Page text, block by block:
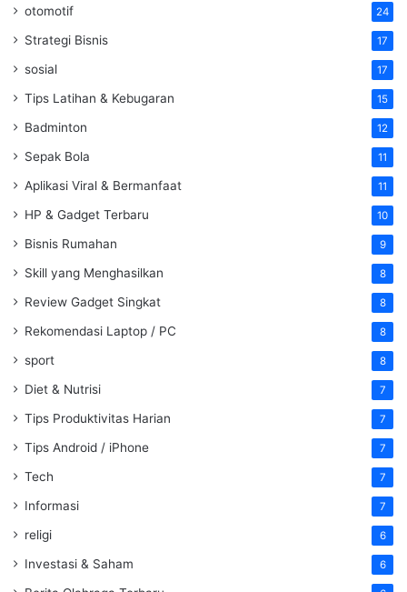
otomotif 24
Strategi Bisnis 17
sosial 17
Tips Latihan & Kebugaran 15
Badminton 12
Sepak Bola 11
Aplikasi Viral & Bermanfaat 11
HP & Gadget Terbaru 10
Bisnis Rumahan 9
Skill yang Menghasilkan 8
Review Gadget Singkat 8
Rekomendasi Laptop / PC 8
sport 8
Diet & Nutrisi 7
Tips Produktivitas Harian 7
Tips Android / iPhone 7
Tech 7
Informasi 7
religi 6
Investasi & Saham 6